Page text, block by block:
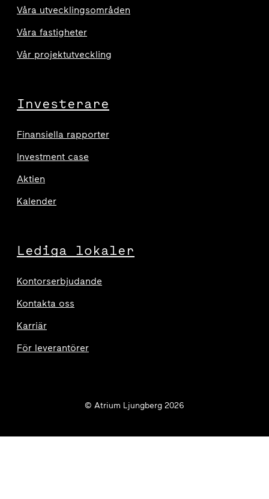
Våra utvecklingsområden
Våra fastigheter
Vår projektutveckling
Investerare
Finansiella rapporter
Investment case
Aktien
Kalender
Lediga lokaler
Kontorserbjudande
Kontakta oss
Karriär
För leverantörer
© Atrium Ljungberg 2026